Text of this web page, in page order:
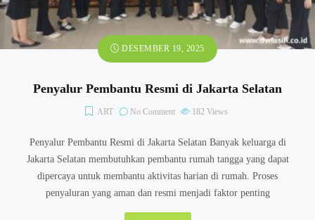
DESEMBER 19, 2025
Penyalur Pembantu Resmi di Jakarta Selatan​
ART No Comment 182 Views
Penyalur Pembantu Resmi di Jakarta Selatan​ Banyak keluarga di
Jakarta Selatan membutuhkan pembantu rumah tangga yang dapat
dipercaya untuk membantu aktivitas harian di rumah. Proses
penyaluran yang aman dan resmi menjadi faktor penting